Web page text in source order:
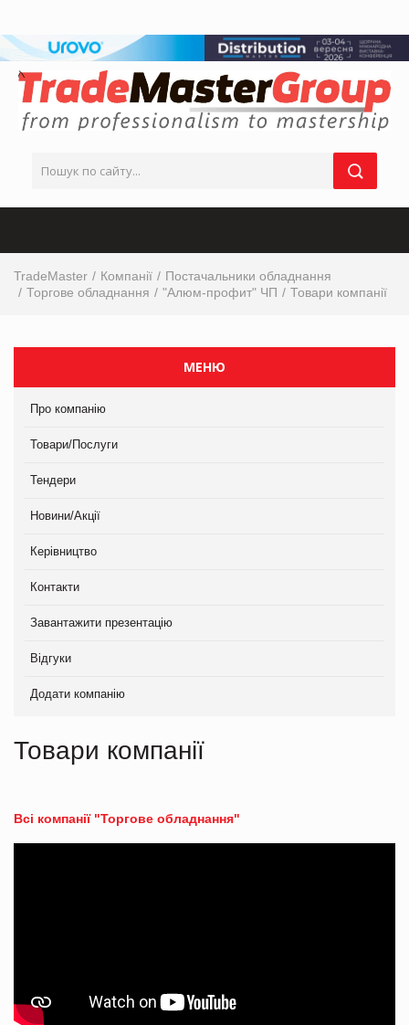
TradeMaster Компанії
Постачальники обладнання
Торгове обладнання
"Алюм-профит" ЧП Товари компанії
МЕНЮ
Про компанію
Товари/Послуги
Тендери
Новини/Акції
Керівництво
Контакти
Завантажити презентацію
Відгуки
Додати компанію
Товари компанії
Всі компанії "Торгове обладнання"